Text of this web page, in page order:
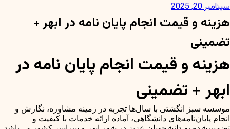
سپتامبر 20, 2025
هزینه و قیمت انجام پایان نامه در ابهر +
تضمینی
هزینه و قیمت انجام پایان نامه در
ابهر + تضمینی
موسسه سبز انگشتی با سال‌ها تجربه در زمینه مشاوره، نگارش و
انجام پایان‌نامه‌های دانشگاهی، آماده ارائه خدمات با کیفیت و